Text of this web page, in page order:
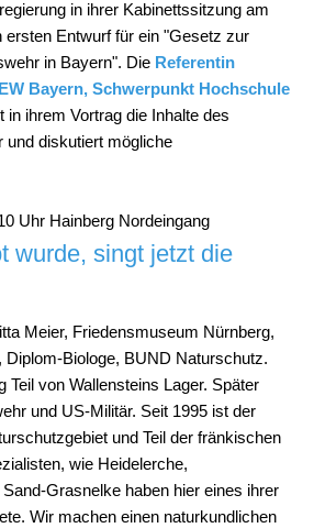
in ihrer Kabinettssitzung am
ersten Entwurf für ein "Gesetz zur
in Bayern". Die Referentin
Bayern, Schwerpunkt Hochschule
in ihrem Vortrag die Inhalte des
diskutiert mögliche
Uhr Hainberg Nordeingang
wurde, singt jetzt die
Meier, Friedensmuseum Nürnberg,
Diplom-Biologe, BUND Naturschutz.
Teil von Wallensteins Lager. Später
und US-Militär. Seit 1995 ist der
und Teil der fränkischen
wie Heidelerche,
Grasnelke haben hier eines ihrer
Wir machen einen naturkundlichen